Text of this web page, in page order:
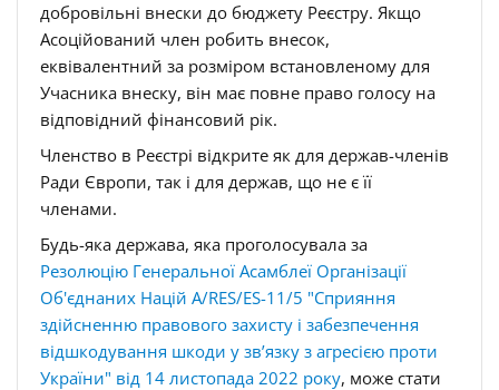
добровільні внески до бюджету Реєстру. Якщо
Асоційований член робить внесок,
еквівалентний за розміром встановленому для
Учасника внеску, він має повне право голосу на
відповідний фінансовий рік.
Членство в Реєстрі відкрите як для держав-членів
Ради Європи, так і для держав, що не є її
членами.
Будь-яка держава, яка проголосувала за
Резолюцію Генеральної Асамблеї Організації
Об'єднаних Націй A/RES/ES-11/5 "Сприяння
здійсненню правового захисту і забезпечення
відшкодування шкоди у зв’язку з агресією проти
України" від 14 листопада 2022 року, може стати